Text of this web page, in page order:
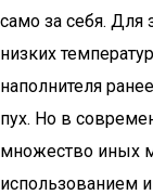
само за себя. Для
низких
наполнителя
пух. Но в
множество иных
использованием